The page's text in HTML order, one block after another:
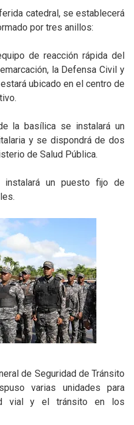
catedral, se establecerá
por tres anillos:
de reacción rápida del
la Defensa Civil y
ubicado en el centro de
la basílica se instalará un
y se dispondrá de dos
de Salud Pública.
un puesto fijo de
de Seguridad de Tránsito
varias unidades para
vial y el tránsito en los